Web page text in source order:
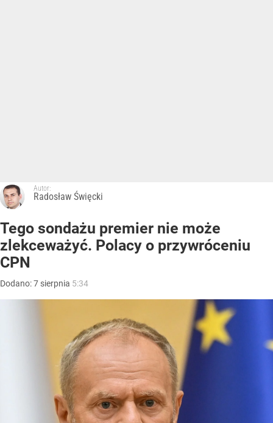
Autor:
Radosław Święcki
Tego sondażu premier nie może
zlekceważyć. Polacy o przywróceniu
CPN
Dodano:7 sierpnia 5:34